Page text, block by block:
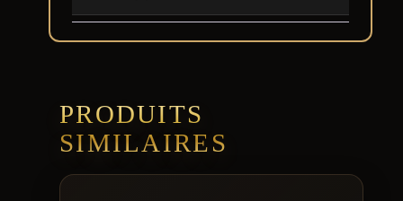
PRODUITS
SIMILAIRES